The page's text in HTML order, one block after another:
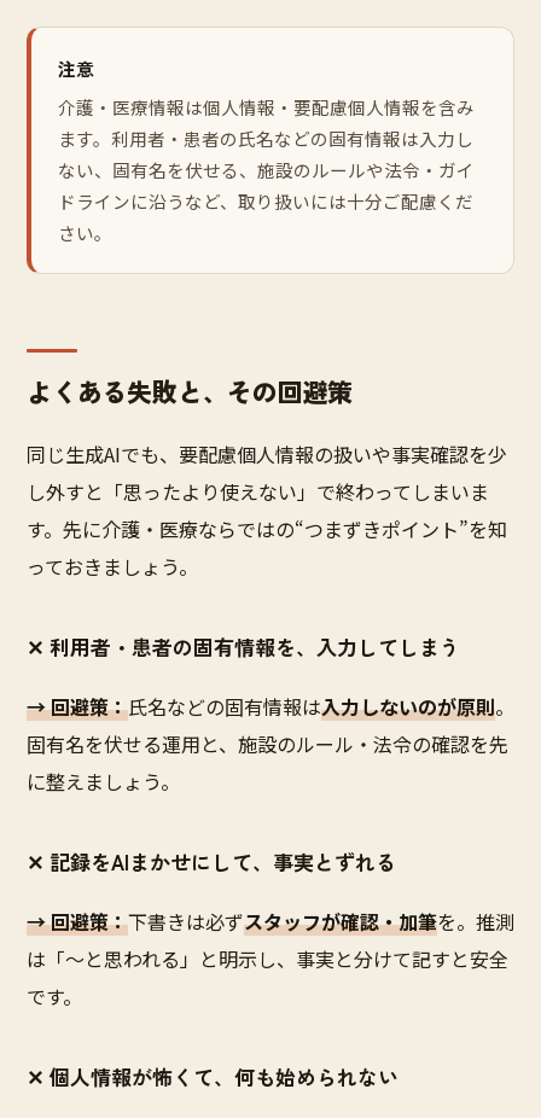
注意
介護・医療情報は個人情報・要配慮個人情報を含み
ます。利用者・患者の氏名などの固有情報は入力し
ない、固有名を伏せる、施設のルールや法令・ガイ
ドラインに沿うなど、取り扱いには十分ご配慮くだ
さい。
よくある失敗と、その回避策
同じ生成AIでも、要配慮個人情報の扱いや事実確認を少
し外すと「思ったより使えない」で終わってしまいま
す。先に介護・医療ならではの“つまずきポイント”を知
っておきましょう。
✕ 利用者・患者の固有情報を、入力してしまう
→ 回避策：氏名などの固有情報は入力しないのが原則。
固有名を伏せる運用と、施設のルール・法令の確認を先
に整えましょう。
✕ 記録をAIまかせにして、事実とずれる
→ 回避策：下書きは必ずスタッフが確認・加筆を。推測
は「〜と思われる」と明示し、事実と分けて記すと安全
です。
✕ 個人情報が怖くて、何も始められない